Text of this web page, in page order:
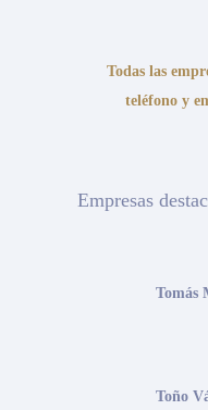
Todas las
teléfono y
Empresas
Tomás